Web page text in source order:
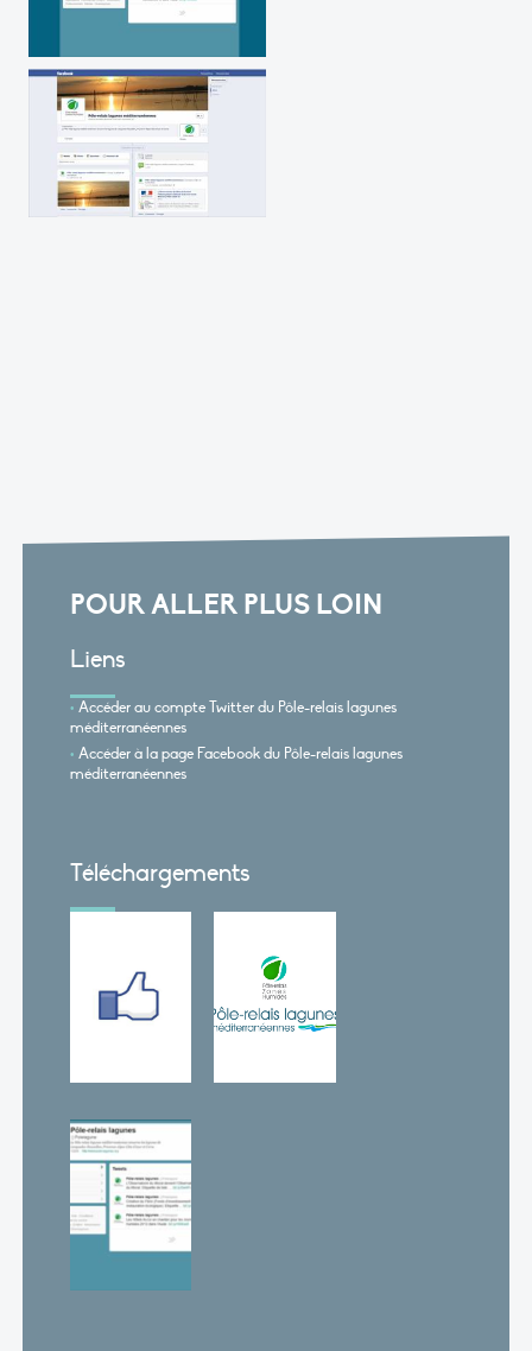
POUR ALLER PLUS LOIN
Liens
Accéder au compte Twitter du Pôle-relais lagunes
méditerranéennes
Accéder à la page Facebook du Pôle-relais lagunes
méditerranéennes
Téléchargements